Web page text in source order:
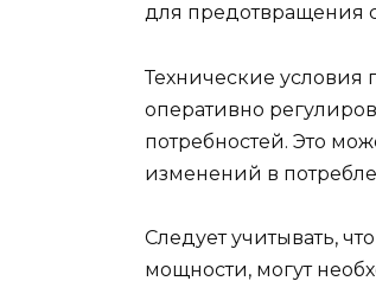
для предотвращения
Технические
оперативно
потребностей. Это
изменений в
Следует учитывать,
мощности, могут